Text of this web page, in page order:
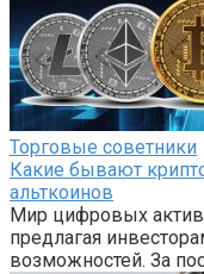
Торговые советники
Какие бывают
альткоинов
Мир цифровых
предлагая
возможностей. За